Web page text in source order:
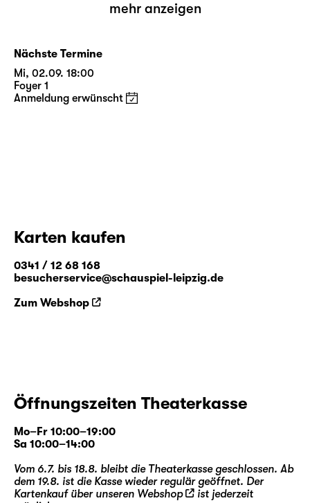
Wir bitten Sie, sich bei uns dafür
theaterpaedagogik@schauspiel-leipzig.de
mehr anzeigen
Nächste Termine
Mi, 02.09. 18:00
Foyer 1
Anmeldung erwünscht
Karten kaufen
0341 / 12 68 168
besucherservice@schauspiel-leipzig.de
Zum Webshop
Öffnungszeiten Theaterkasse
Mo–Fr 10:00–19:00
Sa 10:00–14:00
Vom 6.7. bis 18.8. bleibt die Theaterkasse geschlossen. Ab
dem 19.8. ist die Kasse wieder regulär geöffnet. Der
Kartenkauf über unseren Webshop
ist jederzeit